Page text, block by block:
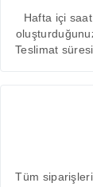
Hafta içi
Teslimat
Tüm